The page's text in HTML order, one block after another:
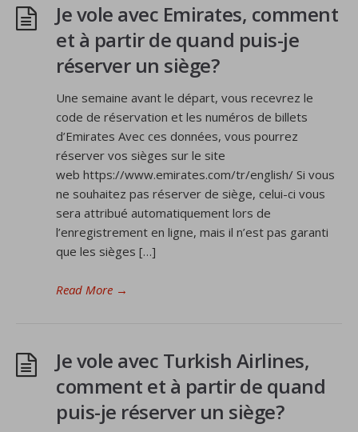
Je vole avec Emirates, comment
et à partir de quand puis-je
réserver un siège?
Une semaine avant le départ, vous recevrez le
code de réservation et les numéros de billets
d’Emirates Avec ces données, vous pourrez
réserver vos sièges sur le site
web https://www.emirates.com/tr/english/ Si vous
ne souhaitez pas réserver de siège, celui-ci vous
sera attribué automatiquement lors de
l’enregistrement en ligne, mais il n’est pas garanti
que les sièges […]
Read More →
Je vole avec Turkish Airlines,
comment et à partir de quand
puis-je réserver un siège?